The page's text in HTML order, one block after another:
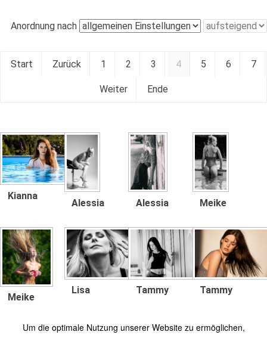
Anordnung nach
Start Zurück 1 2 3 4 5 6 7
Weiter Ende
Kianna
Alessia Alessia Meike
Meike
Lisa Tammy Tammy
Um die optimale Nutzung unserer Website zu ermöglichen,